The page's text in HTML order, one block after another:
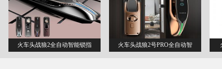
火车头战狼2全自动智能锁指 火车头战狼2号PRO全自动智